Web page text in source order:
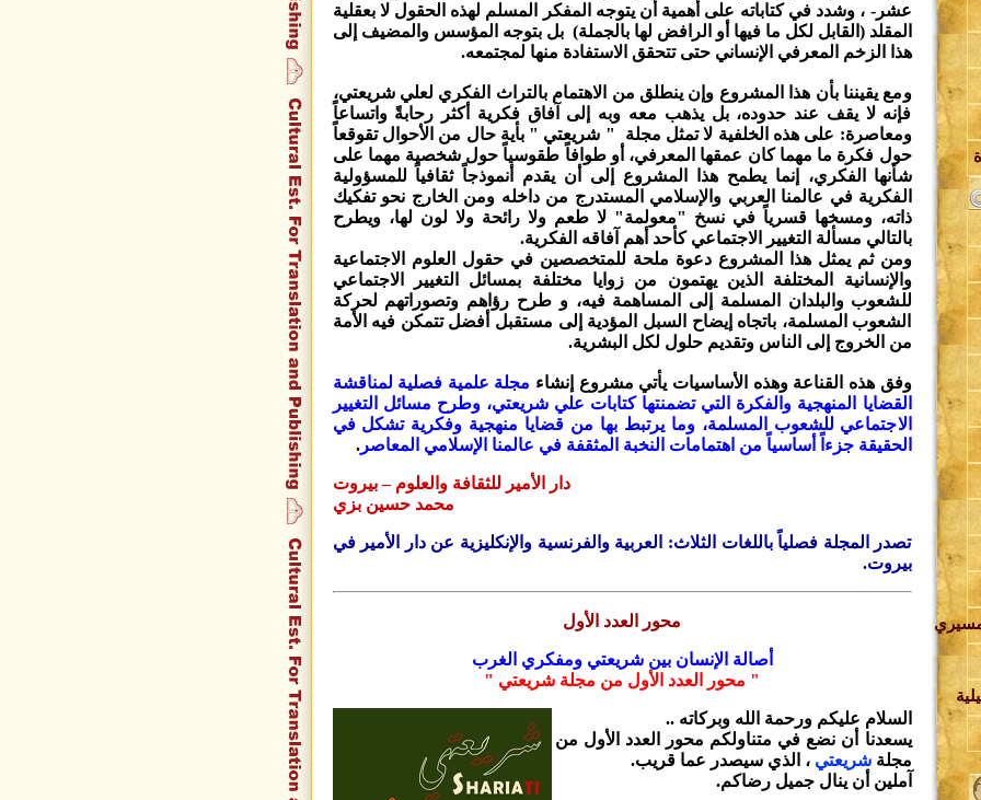
عشر- ، وشدد في كتاباته على أهمية أن يتوجه المفكر المسلم لهذه الحقول لا بعقلية
المقلد (القابل لكل ما فيها أو الرافض لها بالجملة) بل بتوجه المؤسس والمضيف إلى
هذا الزخم المعرفي الإنساني حتى تتحقق الاستفادة منها لمجتمعه.
ومع يقيننا بأن هذا المشروع وإن ينطلق من الاهتمام بالتراث الفكري لعلي شريعتي،
فإنه لا يقف عند حدوده، بل يذهب معه وبه إلى آفاق فكرية أكثر رحابةً واتساعاً
ومعاصرة: على هذه الخلفية لا تمثل مجلة " شريعتي " بأية حال من الأحوال تقوقعاً
حول فكرة ما مهما كان عمقها المعرفي، أو طوافاً طقوسياً حول شخصية مهما على
شأنها الفكري، إنما يطمح هذا المشروع إلى أن يقدم أنموذجاً ثقافياً للمسؤولية
الفكرية في عالمنا العربي والإسلامي المستدرج من داخله ومن الخارج نحو تفكيك
ذاته، ومسخها قسرياً في نسخ "معولمة" لا طعم ولا رائحة ولا لون لها، ويطرح
بالتالي مسألة التغيير الاجتماعي كأحد أهم آفاقه الفكرية.
ومن ثم يمثل هذا المشروع دعوة ملحة للمتخصصين في حقول العلوم الاجتماعية
والإنسانية المختلفة الذين يهتمون من زوايا مختلفة بمسائل التغيير الاجتماعي
للشعوب والبلدان المسلمة إلى المساهمة فيه، و طرح رؤاهم وتصوراتهم لحركة
الشعوب المسلمة، باتجاه إيضاح السبل المؤدية إلى مستقبل أفضل تتمكن فيه الأمة
من الخروج إلى الناس وتقديم حلول لكل البشرية.
وفق هذه القناعة وهذه الأساسيات يأتي مشروع إنشاء مجلة علمية فصلية لمناقشة
القضايا المنهجية والفكرة التي تضمنتها كتابات علي شريعتي، وطرح مسائل التغيير
الاجتماعي للشعوب المسلمة، وما يرتبط بها من قضايا منهجية وفكرية تشكل في
الحقيقة جزءاً أساسياً من اهتمامات النخبة المثقفة في عالمنا الإسلامي المعاصر.
دار الأمير للثقافة والعلوم – بيروت
محمد حسين بزي
تصدر المجلة فصلياً باللغات الثلاث: العربية والفرنسية والإنكليزية عن دار الأمير في
بيروت.
محور العدد الأول
أصالة الإنسان بين شريعتي ومفكري الغرب
" محور العدد الأول من مجلة شريعتي "
السلام عليكم ورحمة الله وبركاته ..
يسعدنا أن نضع في متناولكم محور العدد الأول من
مجلةشريعتي ، الذي سيصدر عما قريب.
آملين أن ينال جميل رضاكم.